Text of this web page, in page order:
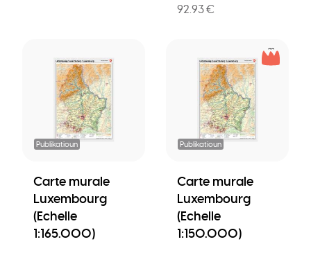
92.93 €
Publikatioun
Carte murale
Luxembourg
(Echelle
1:165.000)
Publikatioun
Carte murale
Luxembourg
(Echelle
1:150.000)